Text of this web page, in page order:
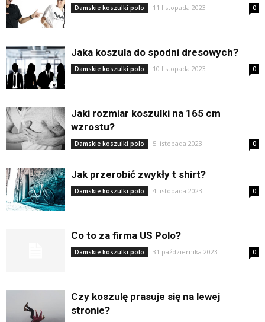
Damskie koszulki polo 11 listopada 2023 0
Jaka koszula do spodni dresowych?
Damskie koszulki polo 10 listopada 2023 0
Jaki rozmiar koszulki na 165 cm
wzrostu?
Damskie koszulki polo 5 listopada 2023 0
Jak przerobić zwykły t shirt?
Damskie koszulki polo 4 listopada 2023 0
Co to za firma US Polo?
Damskie koszulki polo 31 października 2023 0
Czy koszulę prasuje się na lewej
stronie?